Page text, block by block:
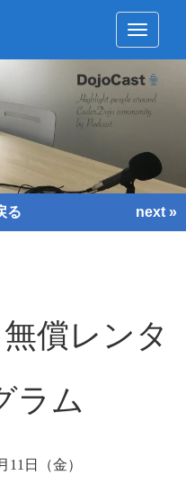
Toggle
る next »
無償レンタ
ラム
11日（金）